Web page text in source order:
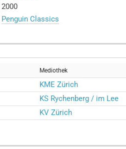
2000
Penguin Classics
Mediothek
KME Zürich
KS Rychenberg / im Lee
KV Zürich